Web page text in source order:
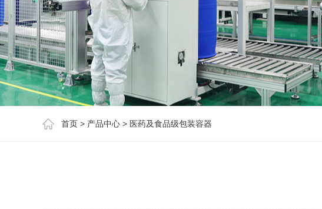
首页 > 产品中心 > 医药及食品级包装容器